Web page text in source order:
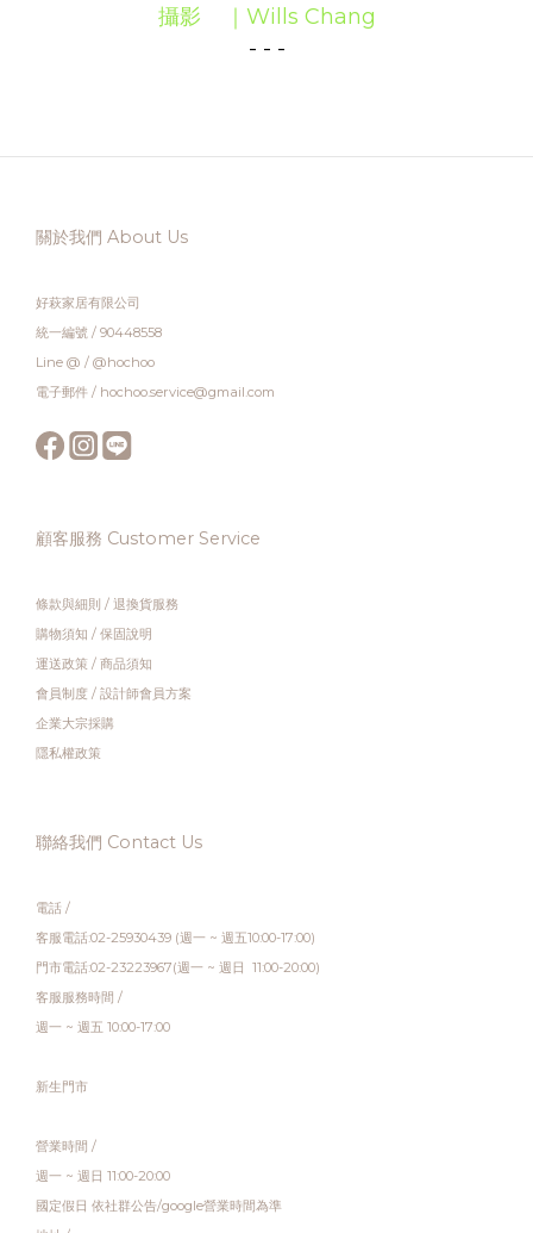
攝影
｜ Wills Chang
- - -
關於我們 About Us
好萩家居有限公司
統一編號 / 90448558
Line @ / @hochoo
電子郵件 / hochoo.service@gmail.com
顧客服務 Customer Service
條款與細則 / 退換貨服務
購物須知 / 保固說明
運送政策 / 商品須知
會員制度 / 設計師會員方案
企業大宗採購
隱私權政策
聯絡我們 Contact Us
電話 /
客服電話:02-25930439 (週一 ~ 週五10:00-17:00)
門市電話:02-23223967(週一 ~ 週日 11:00-20:00)
客服服務時間 /
週一 ~ 週五 10:00-17:00
新生門市
營業時間 /
週一 ~ 週日 11:00-20:00
國定假日 依社群公告/google營業時間為準